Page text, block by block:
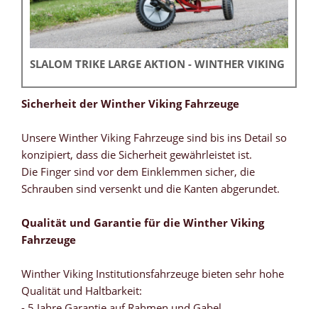
SLALOM TRIKE LARGE AKTION - WINTHER VIKING
Sicherheit der Winther Viking Fahrzeuge
Unsere Winther Viking Fahrzeuge sind bis ins Detail so
konzipiert, dass die Sicherheit gewährleistet ist.
Die Finger sind vor dem Einklemmen sicher, die
Schrauben sind versenkt und die Kanten abgerundet.
Qualität und Garantie für die Winther Viking
Fahrzeuge
Winther Viking Institutionsfahrzeuge bieten sehr hohe
Qualität und Haltbarkeit: